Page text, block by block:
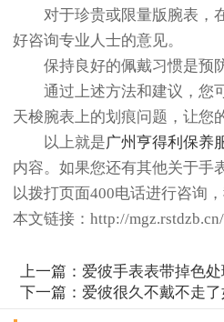
对于珍贵或限量版腕表，
好咨询专业人士的意见。
保持良好的佩戴习惯是预防
通过上述方法和建议，您
天梭腕表上的划痕问题，让您
以上就是广州亨得利保养
内容。如果您还有其他关于手
以拨打页面400电话进行咨询
本文链接：http://
上一篇： 爱彼手表表带掉色
下一篇： 爱彼很久不戴不走